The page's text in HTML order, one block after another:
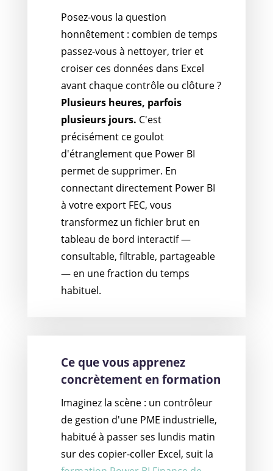
Posez-vous la question
honnêtement : combien de temps
passez-vous à nettoyer, trier et
croiser ces données dans Excel
avant chaque contrôle ou clôture ?
Plusieurs heures, parfois
plusieurs jours. C'est
précisément ce goulot
d'étranglement que Power BI
permet de supprimer. En
connectant directement Power BI
à votre export FEC, vous
transformez un fichier brut en
tableau de bord interactif —
consultable, filtrable, partageable
— en une fraction du temps
habituel.
Ce que vous apprenez
concrètement en formation
Imaginez la scène : un contrôleur
de gestion d'une PME industrielle,
habitué à passer ses lundis matin
sur des copier-coller Excel, suit la